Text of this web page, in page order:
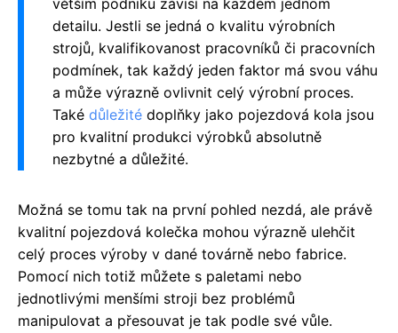
větším podniku závisí na každém jednom
detailu. Jestli se jedná o kvalitu výrobních
strojů, kvalifikovanost pracovníků či pracovních
podmínek, tak každý jeden faktor má svou váhu
a může výrazně ovlivnit celý výrobní proces.
Také důležité doplňky jako pojezdová kola jsou
pro kvalitní produkci výrobků absolutně
nezbytné a důležité.
Možná se tomu tak na první pohled nezdá, ale právě
kvalitní pojezdová kolečka mohou výrazně ulehčit
celý proces výroby v dané továrně nebo fabrice.
Pomocí nich totiž můžete s paletami nebo
jednotlivými menšími stroji bez problémů
manipulovat a přesouvat je tak podle své vůle.